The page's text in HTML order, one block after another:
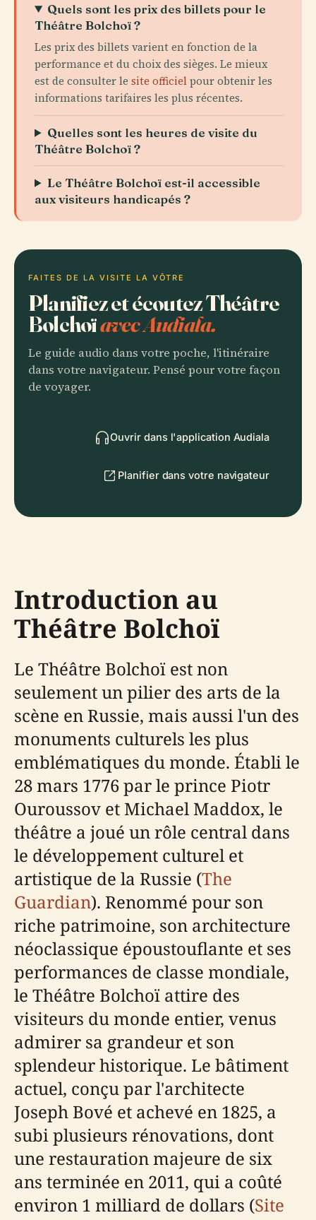
Quels sont les prix des billets pour le
Théâtre Bolchoï ?
Les prix des billets varient en fonction de la
performance et du choix des sièges. Le mieux
est de consulter le site officielpour obtenir les
informations tarifaires les plus récentes.
Quelles sont les heures de visite du
Théâtre Bolchoï ?
Le Théâtre Bolchoï est-il accessible
aux visiteurs handicapés ?
FAITES DE LA VISITE LA VÔTRE
Planifiez et écoutez Théâtre
Bolchoïavec Audiala.
Le guide audio dans votre poche, l'itinéraire
dans votre navigateur. Pensé pour votre façon
de voyager.
Ouvrir dans l'application Audiala
Planifier dans votre navigateur
Introduction au
Théâtre Bolchoï
Le Théâtre Bolchoï est non
seulement un pilier des arts de la
scène en Russie, mais aussi l'un des
monuments culturels les plus
emblématiques du monde. Établi le
28 mars 1776 par le prince Piotr
Ouroussov et Michael Maddox, le
théâtre a joué un rôle central dans
le développement culturel et
artistique de la Russie (The
Guardian). Renommé pour son
riche patrimoine, son architecture
néoclassique époustouflante et ses
performances de classe mondiale,
le Théâtre Bolchoï attire des
visiteurs du monde entier, venus
admirer sa grandeur et son
splendeur historique. Le bâtiment
actuel, conçu par l'architecte
Joseph Bové et achevé en 1825, a
subi plusieurs rénovations, dont
une restauration majeure de six
ans terminée en 2011, qui a coûté
environ 1 milliard de dollars (Site